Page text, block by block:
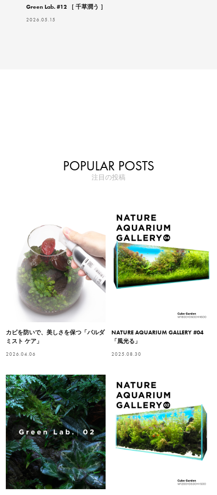
Green Lab. #12 ［ 千草潤う ］
2026.05.15
POPULAR POSTS
注目の投稿
カビを防いで、美しさを保つ「パルダ
ミスト ケア」
2026.04.06
NATURE AQUARIUM GALLERY #04
「風光る」
2025.08.30